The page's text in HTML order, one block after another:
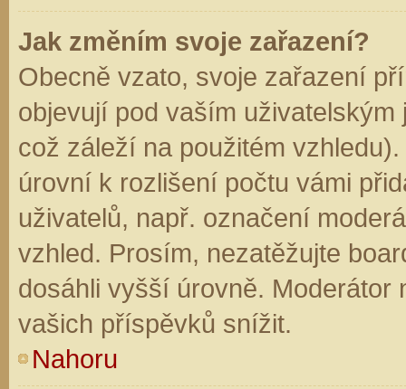
Jak změním svoje zařazení?
Obecně vzato, svoje zařazení
objevují pod vaším
což záleží na použitém
úrovní k rozlišení počtu vámi
uživatelů, např. označení
vzhled. Prosím, nezatěžujte
dosáhli vyšší úrovně. Moderátor
vašich příspěvků snížit.
Nahoru